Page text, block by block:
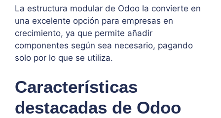
La estructura modular de Odoo la convierte en
una excelente opción para empresas en
crecimiento, ya que permite añadir
componentes según sea necesario, pagando
solo por lo que se utiliza.
Características
destacadas de Odoo